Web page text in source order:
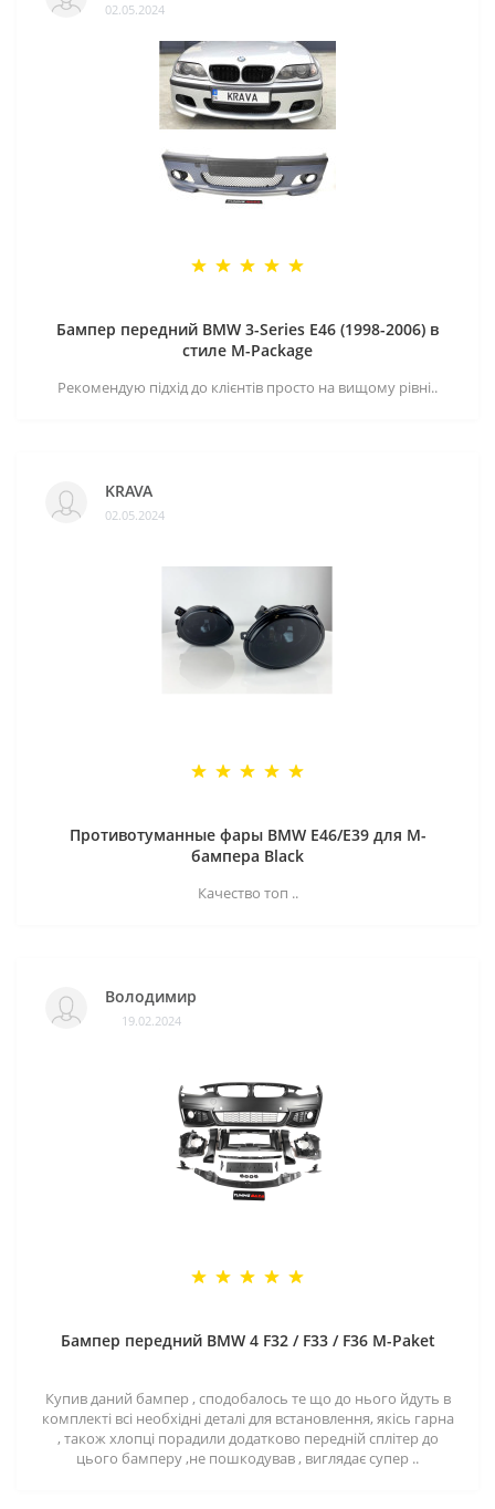
02.05.2024
Бампер передний BMW 3-Series E46 (1998-2006) в
стиле M-Package
Рекомендую підхід до клієнтів просто на вищому рівні..
KRAVA
02.05.2024
Противотуманные фары BMW E46/E39 для M-
бампера Black
Качество топ ..
Володимир
19.02.2024
Бампер передний BMW 4 F32 / F33 / F36 M-Paket
Купив даний бампер , сподобалось те що до нього йдуть в
комплекті всі необхідні деталі для встановлення, якісь гарна
, також хлопці порадили додатково передній сплітер до
цього бамперу ,не пошкодував , виглядає супер ..